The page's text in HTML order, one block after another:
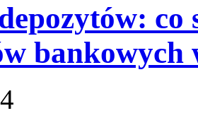
co
bankowych